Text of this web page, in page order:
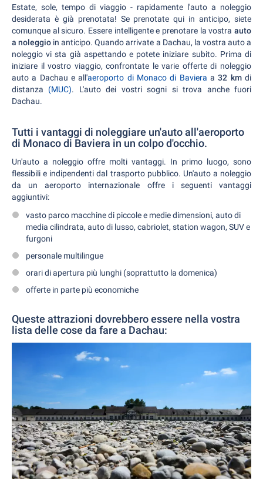
Estate, sole, tempo di viaggio - rapidamente l'auto a noleggio
desiderata è già prenotata! Se prenotate qui in anticipo, siete
comunque al sicuro. Essere intelligente e prenotare la vostra auto
a noleggio in anticipo. Quando arrivate a Dachau, la vostra auto a
noleggio vi sta già aspettando e potete iniziare subito. Prima di
iniziare il vostro viaggio, confrontate le varie offerte di noleggio
auto a Dachau e all'aeroporto di Monaco di Baviera a32 kmdi
distanza (MUC). L'auto dei vostri sogni si trova anche fuori
Dachau.
Tutti i vantaggi di noleggiare un'auto all'aeroporto
di Monaco di Baviera in un colpo d'occhio.
Un'auto a noleggio offre molti vantaggi. In primo luogo, sono
flessibili e indipendenti dal trasporto pubblico. Un'auto a noleggio
da un aeroporto internazionale offre i seguenti vantaggi
aggiuntivi:
vasto parco macchine di piccole e medie dimensioni, auto di
media cilindrata, auto di lusso, cabriolet, station wagon, SUV e
furgoni
personale multilingue
orari di apertura più lunghi (soprattutto la domenica)
offerte in parte più economiche
Queste attrazioni dovrebbero essere nella vostra
lista delle cose da fare a Dachau: